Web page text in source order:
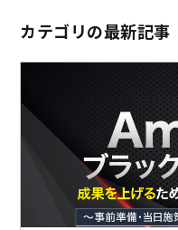
カテゴリの最新記事